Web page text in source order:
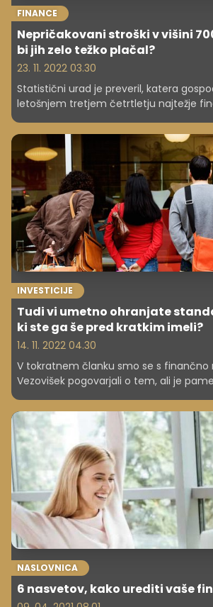
FINANCE
Nepričakovani stroški v višini
bi jih zelo težko plačal?
23. 11. 2022 03.30
Statistični urad je preveril, katera
letošnjem tretjem četrtletju najtežje
položaju gospodinjstva v najemniških
Finančno so težje shajala tudi
samohranilcev.
INVESTICIJE
Tudi vi umetno ohranjate
ki ste ga še pred kratkim imeli?
14. 11. 2022 04.30
V tokratnem članku smo se s finančno
Vezovišek pogovarjali o tem, ali je
vzdrževati umetni standard življenja,
trenutnimi plačami in dohodki ne
NASLOVNICA
6 nasvetov, kako urediti vaše